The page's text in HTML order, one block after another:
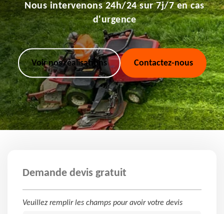
Nous intervenons 24h/24 sur 7j/7 en cas
d'urgence
Voir nos réalisations Contactez-nous
Demande devis gratuit
Veuillez remplir les champs pour avoir votre devis